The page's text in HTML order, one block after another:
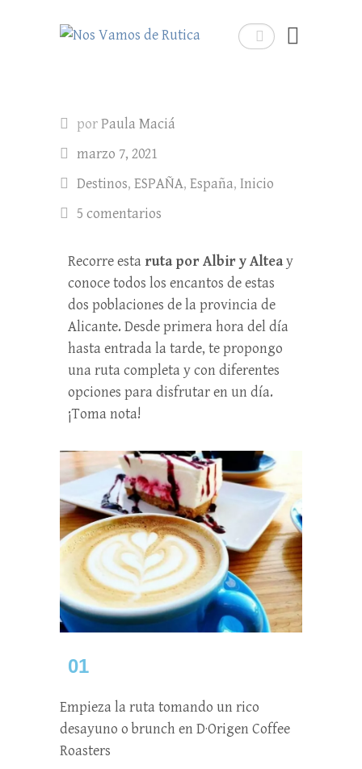
Buscar
Nos Vamos de Rutica
Un blog de viajes donde se comparte
porPaula Maciá
marzo 7, 2021
Destinos, ESPAÑA, España, Inicio
5 comentarios
Recorre esta ruta porAlbir y Alteay
conoce todos los encantos de estas
dos poblaciones de la provincia de
Alicante. Desde primera hora del día
hasta entrada la tarde, te propongo
una ruta completa y con diferentes
opciones para disfrutar en un día.
¡Toma nota!
01
Empieza la ruta tomando un rico
desayuno o brunch en D·Origen Coffee
Roasters